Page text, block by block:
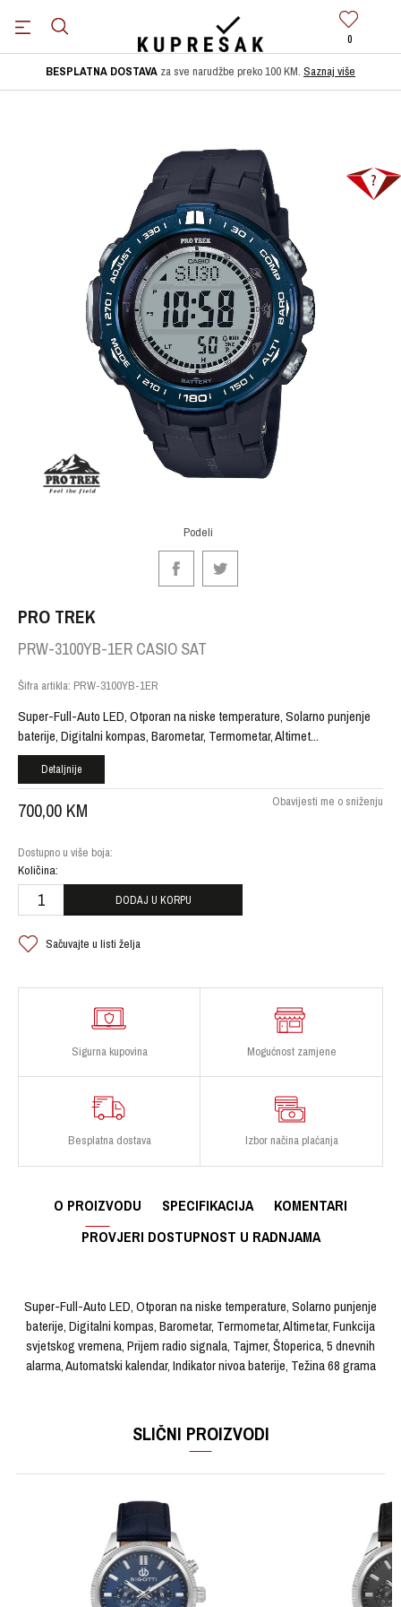
0
BESPLATNA DOSTAVA za sve narudžbe preko 100 KM. Saznaj više
Podeli
PRO TREK
PRW-3100YB-1ER CASIO SAT
Šifra artikla: PRW-3100YB-1ER
Super-Full-Auto LED, Otporan na niske temperature, Solarno punjenje
baterije, Digitalni kompas, Barometar, Termometar, Altimet...
Detaljnije
700,00 KM Obavijesti me o sniženju
Dostupno u više boja:
Količina:
DODAJ U KORPU
Sačuvajte u listi želja
Sigurna kupovina Mogućnost zamjene
Besplatna dostava Izbor načina plaćanja
O PROIZVODU SPECIFIKACIJA
KOMENTARI
PROVJERI DOSTUPNOST U RADNJAMA
Super-Full-Auto LED, Otporan na niske temperature, Solarno punjenje
baterije, Digitalni kompas, Barometar, Termometar, Altimetar, Funkcija
svjetskog vremena, Prijem radio signala, Tajmer, Štoperica, 5 dnevnih
alarma, Automatski kalendar, Indikator nivoa baterije, Težina 68 grama
Ručni sat
Materijal sata
SLIČNI PROIZVODI